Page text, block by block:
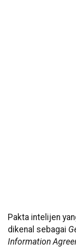
Pakta intelijen
dikenal sebagai
Information